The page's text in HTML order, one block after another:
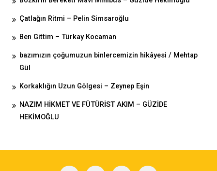
Çatlağın Ritmi – Pelin Simsaroğlu
Ben Gittim – Türkay Kocaman
bazımızın çoğumuzun binlercemizin hikâyesi / Mehtap
Gül
Korkaklığın Uzun Gölgesi – Zeynep Eşin
NAZIM HİKMET VE FÜTÜRİST AKIM – GÜZİDE
HEKİMOĞLU